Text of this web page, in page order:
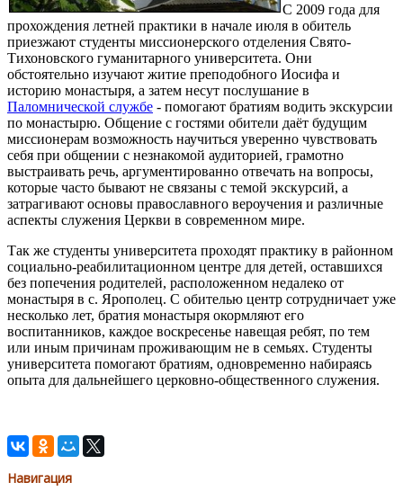
С 2009 года для
прохождения летней практики в начале июля в обитель
приезжают студенты миссионерского отделения Свято-
Тихоновского гуманитарного университета. Они
обстоятельно изучают житие преподобного Иосифа и
историю монастыря, а затем несут послушание в
Паломнической службе - помогают братиям водить экскурсии
по монастырю. Общение с гостями обители даёт будущим
миссионерам возможность научиться уверенно чувствовать
себя при общении с незнакомой аудиторией, грамотно
выстраивать речь, аргументированно отвечать на вопросы,
которые часто бывают не связаны с темой экскурсий, а
затрагивают основы православного вероучения и различные
аспекты служения Церкви в современном мире.
Так же студенты университета проходят практику в районном
социально-реабилитационном центре для детей, оставшихся
без попечения родителей, расположенном недалеко от
монастыря в с. Ярополец. С обителью центр сотрудничает уже
несколько лет, братия монастыря окормляют его
воспитанников, каждое воскресенье навещая ребят, по тем
или иным причинам проживающим не в семьях. Студенты
университета помогают братиям, одновременно набираясь
опыта для дальнейшего церковно-общественного служения.
Навигация